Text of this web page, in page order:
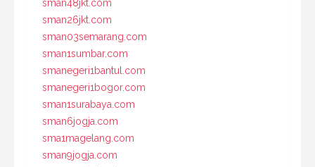
sman48jkt.com
sman26jkt.com
sman03semarang.com
sman1sumbar.com
smanegeri1bantul.com
smanegeri1bogor.com
sman1surabaya.com
sman6jogja.com
sma1magelang.com
sman9jogja.com